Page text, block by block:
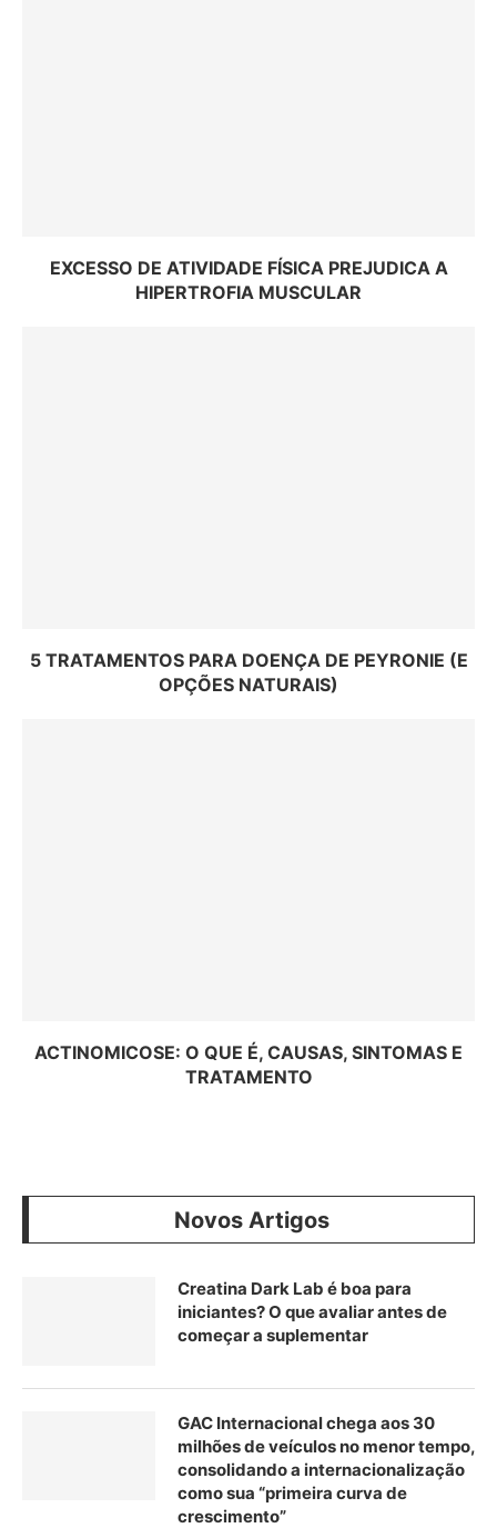
EXCESSO DE ATIVIDADE FÍSICA PREJUDICA A
HIPERTROFIA MUSCULAR
5 TRATAMENTOS PARA DOENÇA DE PEYRONIE (E
OPÇÕES NATURAIS)
ACTINOMICOSE: O QUE É, CAUSAS, SINTOMAS E
TRATAMENTO
Novos Artigos
Creatina Dark Lab é boa para
iniciantes? O que avaliar antes de
começar a suplementar
GAC Internacional chega aos 30
milhões de veículos no menor tempo,
consolidando a internacionalização
como sua “primeira curva de
crescimento”